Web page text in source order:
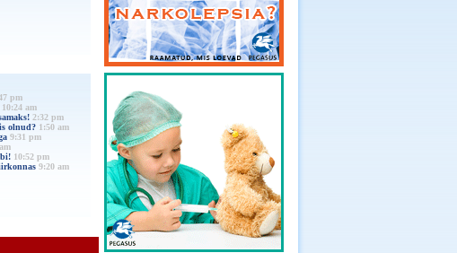
pm
10:24 am
2:32 pm
olnud? 1:50 am
9:31 pm
10:52 pm
9:20 am